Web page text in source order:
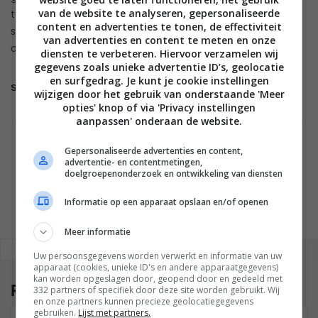
te zijn met het internet. Je kunt dit spel dus niet offline
spelen. Later zal het spel ook verschijnen voor Android, maar
dat kan helaas nog even duren…
Super Mario Run
GESCHREVEN DOOR
WESLEY AKKERMAN
Reacties(2)
van de website te analyseren, gepersonaliseerde
content en advertenties te tonen, de effectiviteit
van advertenties en content te meten en onze
diensten te verbeteren. Hiervoor verzamelen wij
gegevens zoals unieke advertentie ID’s, geolocatie
en surfgedrag. Je kunt je cookie instellingen
wijzigen door het gebruik van onderstaande 'Meer
opties' knop of via 'Privacy instellingen
aanpassen' onderaan de website.
Gepersonaliseerde advertenties en content,
advertentie- en contentmetingen,
doelgroepenonderzoek en ontwikkeling van diensten
Informatie op een apparaat opslaan en/of openen
Meer informatie
Uw persoonsgegevens worden verwerkt en informatie van uw
apparaat (cookies, unieke ID's en andere apparaatgegevens)
kan worden opgeslagen door, geopend door en gedeeld met
332 partners of specifiek door deze site worden gebruikt. Wij
en onze partners kunnen precieze geolocatiegegevens
gebruiken. Lijst met partners.